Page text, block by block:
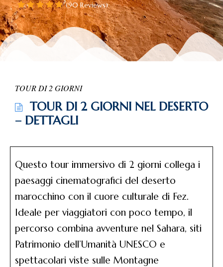
(90 Reviews)
TOUR DI 2 GIORNI
TOUR DI 2 GIORNI NEL DESERTO
– DETTAGLI
Questo tour immersivo di 2 giorni collega i
paesaggi cinematografici del deserto
marocchino con il cuore culturale di Fez.
Ideale per viaggiatori con poco tempo, il
percorso combina avventure nel Sahara, siti
Patrimonio dell’Umanità UNESCO e
spettacolari viste sulle Montagne